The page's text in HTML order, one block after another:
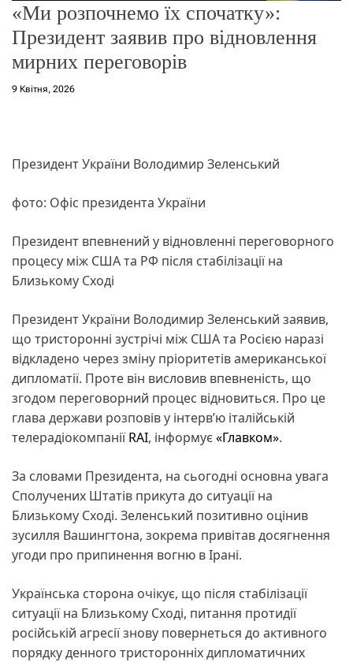
«Ми розпочнемо їх спочатку»:
Президент заявив про відновлення
мирних переговорів
9 Квітня, 2026
Президент України Володимир Зеленський
фото: Офіс президента України
Президент впевнений у відновленні переговорного
процесу між США та РФ після стабілізації на
Близькому Сході
Президент України Володимир Зеленський заявив,
що тристоронні зустрічі між США та Росією наразі
відкладено через зміну пріоритетів американської
дипломатії. Проте він висловив впевненість, що
згодом переговорний процес відновиться. Про це
глава держави розповів у інтерв’ю італійській
телерадіокомпаніїRAI, інформує«Главком».
За словами Президента, на сьогодні основна увага
Сполучених Штатів прикута до ситуації на
Близькому Сході. Зеленський позитивно оцінив
зусилля Вашингтона, зокрема привітав досягнення
угоди про припинення вогню в Ірані.
Українська сторона очікує, що після стабілізації
ситуації на Близькому Сході, питання протидії
російській агресії знову повернеться до активного
порядку денного тристоронніх дипломатичних